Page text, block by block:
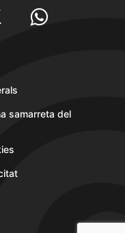
samarreta del